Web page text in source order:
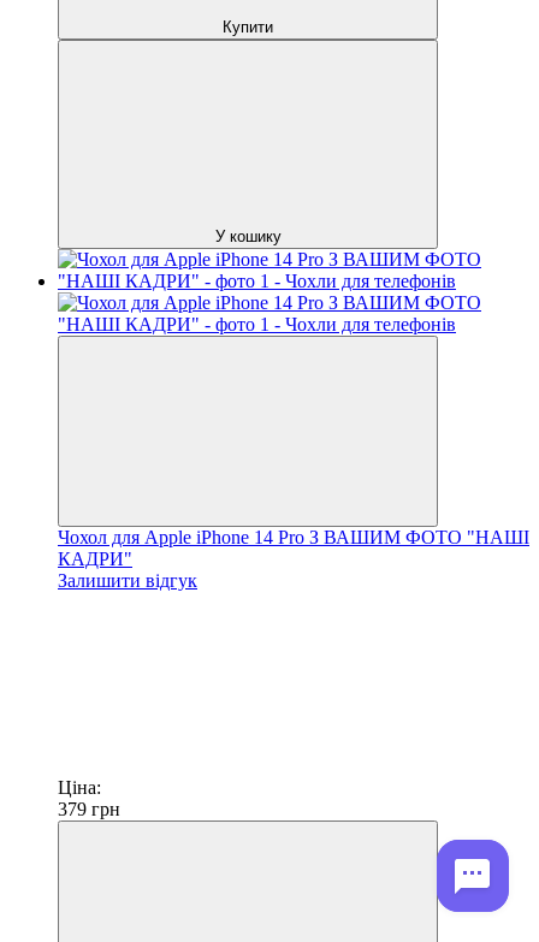
Купити
У кошику
Чохол для Apple iPhone 14 Pro З ВАШИМ ФОТО "НАШІ
КАДРИ"
Залишити відгук
Ціна:
379 грн